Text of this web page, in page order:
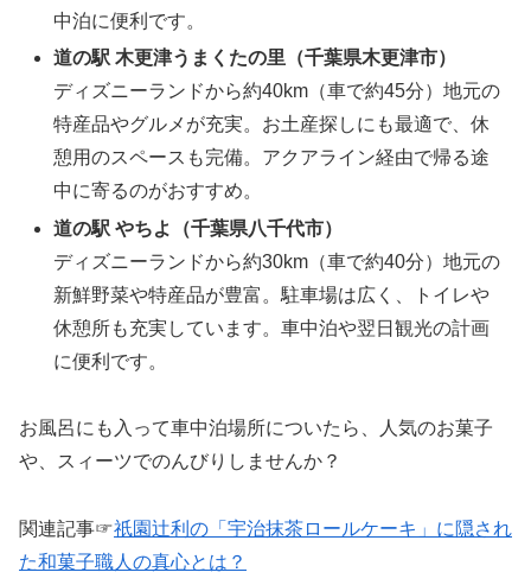
中泊に便利です。
道の駅 木更津うまくたの里（千葉県木更津市）
ディズニーランドから約40km（車で約45分）地元の
特産品やグルメが充実。お土産探しにも最適で、休
憩用のスペースも完備。アクアライン経由で帰る途
中に寄るのがおすすめ。
道の駅 やちよ（千葉県八千代市）
ディズニーランドから約30km（車で約40分）地元の
新鮮野菜や特産品が豊富。駐車場は広く、トイレや
休憩所も充実しています。車中泊や翌日観光の計画
に便利です。
お風呂にも入って車中泊場所についたら、人気のお菓子
や、スィーツでのんびりしませんか？
関連記事☞祇園辻利の「宇治抹茶ロールケーキ」に隠され
た和菓子職人の真心とは？